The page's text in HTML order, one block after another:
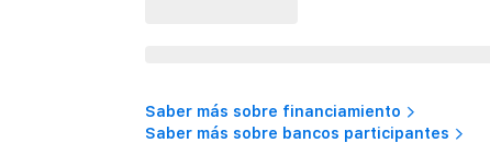
Saber más sobre financiamiento
Saber más sobre bancos participantes